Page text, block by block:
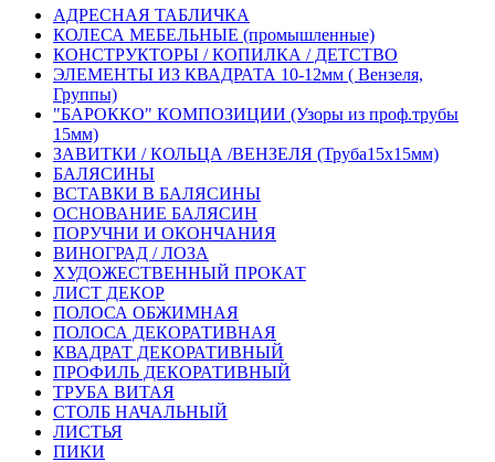
АДРЕСНАЯ ТАБЛИЧКА
КОЛЕСА МЕБЕЛЬНЫЕ (промышленные)
КОНСТРУКТОРЫ / КОПИЛКА / ДЕТСТВО
ЭЛЕМЕНТЫ ИЗ КВАДРАТА 10-12мм ( Вензеля,
Группы)
"БАРОККО" КОМПОЗИЦИИ (Узоры из проф.трубы
15мм)
ЗАВИТКИ / КОЛЬЦА /ВЕНЗЕЛЯ (Труба15х15мм)
БАЛЯСИНЫ
ВСТАВКИ В БАЛЯСИНЫ
ОСНОВАНИЕ БАЛЯСИН
ПОРУЧНИ И ОКОНЧАНИЯ
ВИНОГРАД / ЛОЗА
ХУДОЖЕСТВЕННЫЙ ПРОКАТ
ЛИСТ ДЕКОР
ПОЛОСА ОБЖИМНАЯ
ПОЛОСА ДЕКОРАТИВНАЯ
КВАДРАТ ДЕКОРАТИВНЫЙ
ПРОФИЛЬ ДЕКОРАТИВНЫЙ
ТРУБА ВИТАЯ
СТОЛБ НАЧАЛЬНЫЙ
ЛИСТЬЯ
ПИКИ